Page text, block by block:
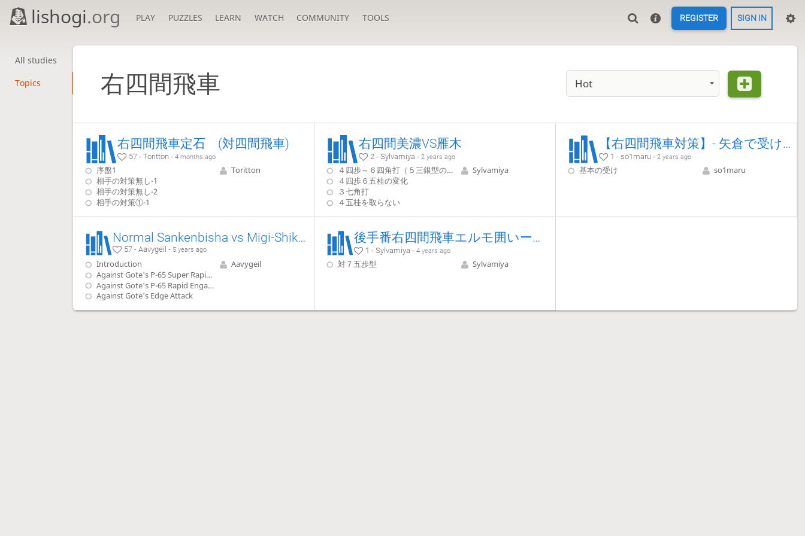
lishogi.org PLAY PUZZLES LEARN WATCH COMMUNITY TOOLS REGISTER SIGN IN
All studies
Topics 右四間飛車 Hot
右四間飛車定石 (対四間飛車)
57 - Toritton - 4 months ago
序盤1
相手の対策無し-1
相手の対策無し-2
相手の対策①-1
Toritton
右四間美濃VS雁木
2 - Sylvamiya - 2 years ago
４四歩～６四角打（５三銀型の本筋）
４四歩６五桂の変化
３七角打
４五桂を取らない
Sylvamiya
【右四間飛車対策】- 矢倉で受ける
1 - so1maru -2 years ago
基本の受け so1maru
Normal Sankenbisha vs Migi-Shikenbisha
57 - Aavygeil - 5 years ago
Introduction
Against Gote's P-65 Super Rapid Engage
Against Gote's P-65 Rapid Engage
Against Gote's Edge Attack
Aavygeil
後手番右四間飛車エルモ囲いーー対四間
1 - Sylvamiya - 4 years ago
対７五歩型 Sylvamiya